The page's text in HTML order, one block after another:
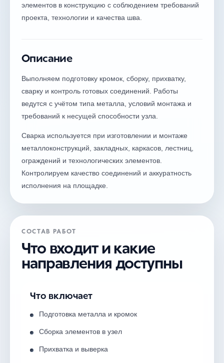
элементов в конструкцию с соблюдением требований
проекта, технологии и качества шва.
Описание
Выполняем подготовку кромок, сборку, прихватку,
сварку и контроль готовых соединений. Работы
ведутся с учётом типа металла, условий монтажа и
требований к несущей способности узла.
Сварка используется при изготовлении и монтаже
металлоконструкций, закладных, каркасов, лестниц,
ограждений и технологических элементов.
Контролируем качество соединений и аккуратность
исполнения на площадке.
СОСТАВ РАБОТ
Что входит и какие
направления доступны
Что включает
Подготовка металла и кромок
Сборка элементов в узел
Прихватка и выверка